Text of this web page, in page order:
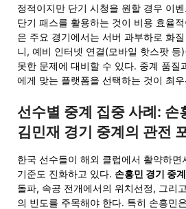
정적이지만 단기 시청을 원할 경우 이
단기 패스를 활용하는 것이 비용 효율
은 주요 경기에서는 서버 과부하로 화
니, 예비 인터넷 연결(모바일 핫스팟 등
못한 문제에 대비할 수 있다. 중계 품질
에게 맞는 플랫폼을 선택하는 것이 최
선수별 중계 집중 사례: 손
김민재 경기 중계의 관전
한국 선수들이 해외 클럽에서 활약하면
기준도 진화하고 있다. 손흥민 경기 중계
돌파, 속공 전개에서의 위치선정, 그리
의 빈도를 주목해야 한다. 특히 손흥민